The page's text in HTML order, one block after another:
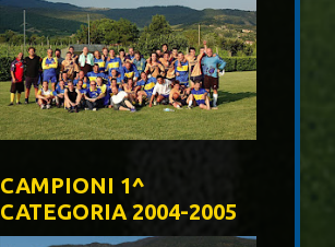
CAMPIONI 1^
CATEGORIA 2004-2005